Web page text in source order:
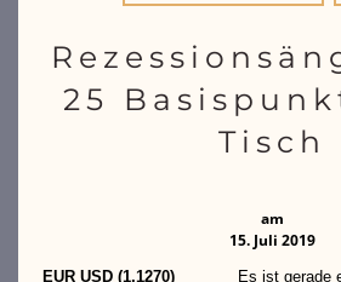
25
Tisch
am
15. Juli 2019
EUR USD (1,1270) Es ist gerade